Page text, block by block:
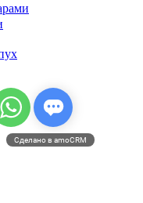
Сделано в amoCRM